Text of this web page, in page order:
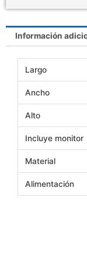
n
f
a
c
b
n
p
i
n
t
e
r
Información
Largo
Ancho
Alto
Incluye monitor
Material
Alimentación